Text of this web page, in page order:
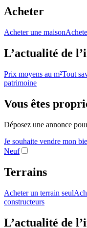
Acheter
Acheter une maison
L’actualité de
Prix moyens au m²Tout
patrimoine
Vous êtes
Déposez une annonce
Je souhaite vendre mon
Neuf
Terrains
Acheter un terrain seul
constructeurs
L’actualité de